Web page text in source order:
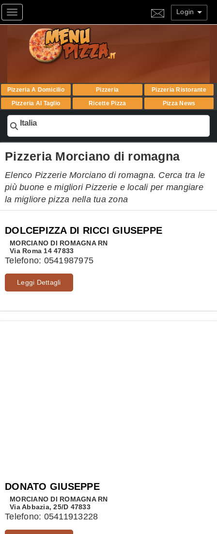
Toggle navigation Login
Pizzeria A Domicilio Pizzeria
Pizzeria Ristorante
Pizzeria Al Taglio
Ricette Pizza Pizza News
Italia
Pizzeria Morciano di romagna
Elenco Pizzerie Morciano di romagna. Cerca tra le
più buone e migliori Pizzerie e locali per mangiare
la migliore pizza nella tua zona
DOLCEPIZZA DI RICCI GIUSEPPE
MORCIANO DI ROMAGNA RN
Via Roma 14 47833
Telefono: 0541987975
Leggi Dettagli
DONATO GIUSEPPE
MORCIANO DI ROMAGNA RN
Via Abbazia, 25/D 47833
Telefono: 05411913228